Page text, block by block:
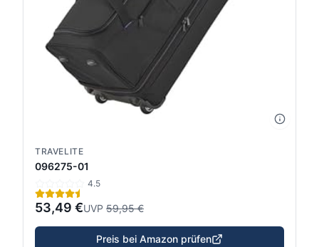
TRAVELITE
096275-01
4.5
53,49 €UVP 59,95 €
Preis bei Amazon prüfen